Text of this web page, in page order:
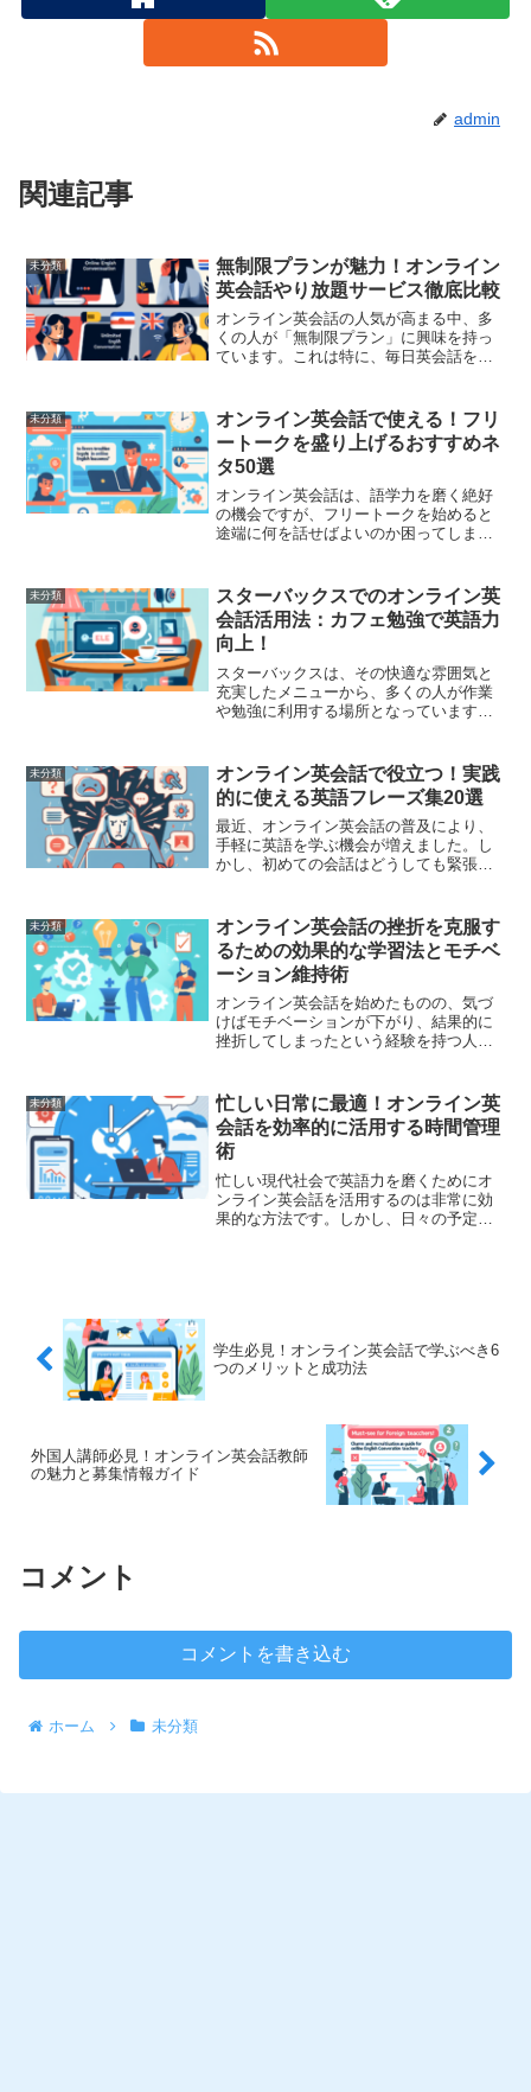
admin
関連記事
未分類
無制限プランが魅力！オンライン
英会話やり放題サービス徹底比較
オンライン英会話の人気が高まる中、多
くの人が「無制限プラン」に興味を持っ
ています。これは特に、毎日英会話を練
す。しかし、無制限プランを提供してい
るオンライン英会話サービス...
未分類
オンライン英会話で使える！フリ
ートークを盛り上げるおすすめネ
タ50選
オンライン英会話は、語学力を磨く絶好
の機会ですが、フリートークを始めると
途端に何を話せばよいのか困ってしまう
しょう。そこで今回は、オンライン英会
話のフリートークで使える...
未分類
スターバックスでのオンライン英
会話活用法：カフェ勉強で英語力
向上！
スターバックスは、その快適な雰囲気と
充実したメニューから、多くの人が作業
や勉強に利用する場所となっています。
ることをご存じですか？この記事では、
スターバックスでのオンラ...
未分類
オンライン英会話で役立つ！実践
的に使える英語フレーズ集20選
最近、オンライン英会話の普及により、
手軽に英語を学ぶ機会が増えました。し
かし、初めての会話はどうしても緊張す
ともあります。そこで今回は、オンライ
ン英会話で役立つ実践的な...
未分類
オンライン英会話の挫折を克服す
るための効果的な学習法とモチベ
ーション維持術
オンライン英会話を始めたものの、気づ
けばモチベーションが下がり、結果的に
挫折してしまったという経験を持つ人は
ば成果は得られません。今回は、オンラ
イン英会話を続ける上での...
未分類
忙しい日常に最適！オンライン英
会話を効率的に活用する時間管理
術
忙しい現代社会で英語力を磨くためにオ
ンライン英会話を活用するのは非常に効
果的な方法です。しかし、日々の予定に
学生必見！オンライン英会話で学ぶべき6
つのメリットと成功法
外国人講師必見！オンライン英会話教師
の魅力と募集情報ガイド
コメント
コメントを書き込む
ホーム 未分類